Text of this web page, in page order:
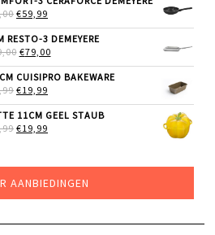
€205,00.
OORSPRONKELIJKE
WAS:
€69,00.
€59,99
IS:
€59,99.
RESTO-3 DEMEYERE
OORSPRONKELIJKE
WAS:
€139,00.
€79,00HUIDIGE
IS:
CUISIPRO BAKEWARE
OORSPRONKELIJKE
WAS:
€23,99.
€19,99
IS:
11CM GEEL STAUB
OORSPRONKELIJKE
€19,99
AANBIEDINGEN